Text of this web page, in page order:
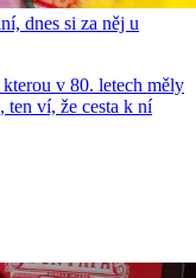
dnes si za něj u
v 80. letech měly
ten ví, že cesta k ní